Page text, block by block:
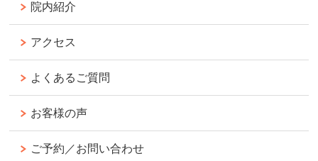
院内紹介
アクセス
よくあるご質問
お客様の声
ご予約／お問い合わせ